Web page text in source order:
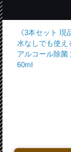
《3本セット
水なしでも使え
アルコール除菌
60ml